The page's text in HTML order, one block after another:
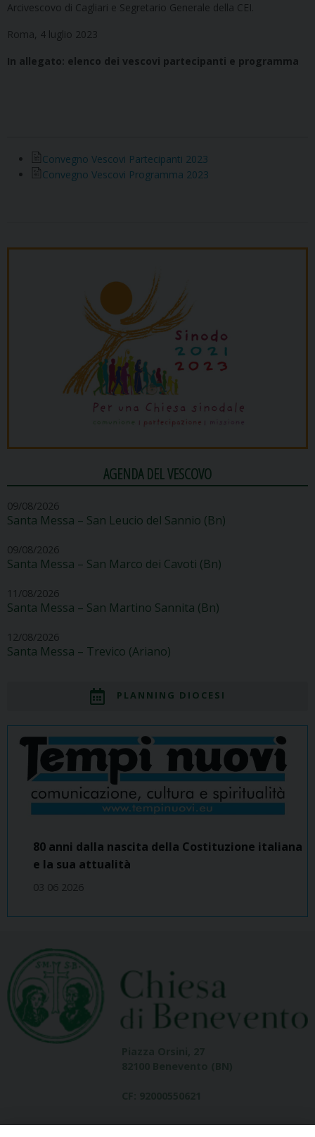
Arcivescovo di Cagliari e Segretario Generale della CEI.
Roma, 4 luglio 2023
In allegato: elenco dei vescovi partecipanti e programma
Convegno Vescovi Partecipanti 2023
Convegno Vescovi Programma 2023
AGENDA DEL VESCOVO
09/08/2026
Santa Messa – San Leucio del Sannio (Bn)
09/08/2026
Santa Messa – San Marco dei Cavoti (Bn)
11/08/2026
Santa Messa – San Martino Sannita (Bn)
12/08/2026
Santa Messa – Trevico (Ariano)
PLANNING DIOCESI
80 anni dalla nascita della Costituzione italiana
e la sua attualità
03 06 2026